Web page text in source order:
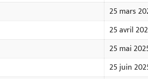
25 mars
25 avril
25 mai
25 juin